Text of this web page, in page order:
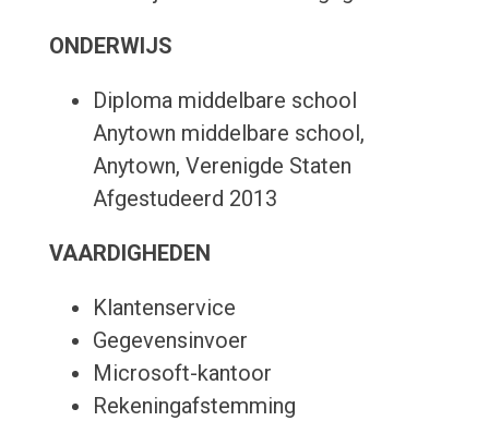
ONDERWIJS
Diploma middelbare school
Anytown middelbare school,
Anytown, Verenigde Staten
Afgestudeerd 2013
VAARDIGHEDEN
Klantenservice
Gegevensinvoer
Microsoft-kantoor
Rekeningafstemming